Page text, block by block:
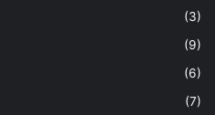
(3)
(9)
(6)
(7)